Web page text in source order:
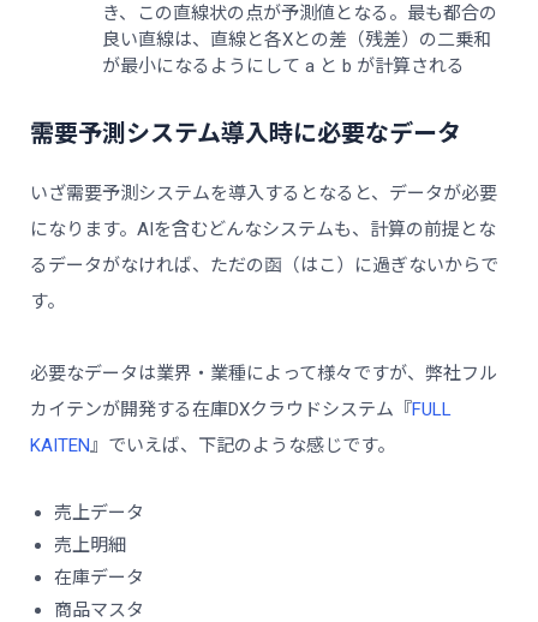
き、この直線状の点が予測値となる。最も都合の
良い直線は、直線と各Xとの差（残差）の二乗和
が最小になるようにして a と b が計算される
需要予測システム導入時に必要なデータ
いざ需要予測システムを導入するとなると、データが必要
になります。AIを含むどんなシステムも、計算の前提とな
るデータがなければ、ただの函（はこ）に過ぎないからで
す。
必要なデータは業界・業種によって様々ですが、弊社フル
カイテンが開発する在庫DXクラウドシステム『FULL
KAITEN』でいえば、下記のような感じです。
売上データ
売上明細
在庫データ
商品マスタ